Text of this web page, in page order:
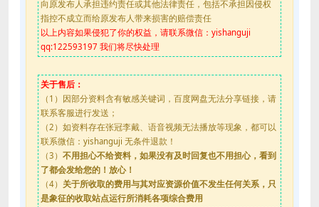
向原发布人承担违约责任或其他法律责任，包括不承担因侵权
指控不成立而给原发布人带来损害的赔偿责任
以上内容如果侵犯了你的权益，请联系微信：yishanguji
qq:122593197 我们将尽快处理
关于售后：
（1）因部分资料含有敏感关键词，百度网盘无法分享链接，请
联系客服进行发送；
（2）如资料存在张冠李戴、语音视频无法播放等现象，都可以
联系微信：yishanguji 无条件退款！
（3） 不用担心不给资料，如果没有及时回复也不用担心，看到
了都会发给您的！放心！
（4） 关于所收取的费用与其对应资源价值不发生任何关系，只
是象征的收取站点运行所消耗各项综合费用